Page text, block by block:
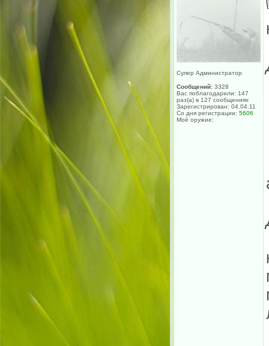
Супер Администратор
Сообщений: 3328
Вас поблагодарили: 147
раз(а) в 127 сообщениях
Зарегистрирован: 04.04.11
Со дня регистрации: 5606
Моё оружие: